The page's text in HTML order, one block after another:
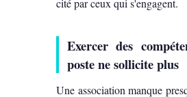
cité par ceux qui s'engagent.
Exercer des
poste ne sollicite plus
Une association manque